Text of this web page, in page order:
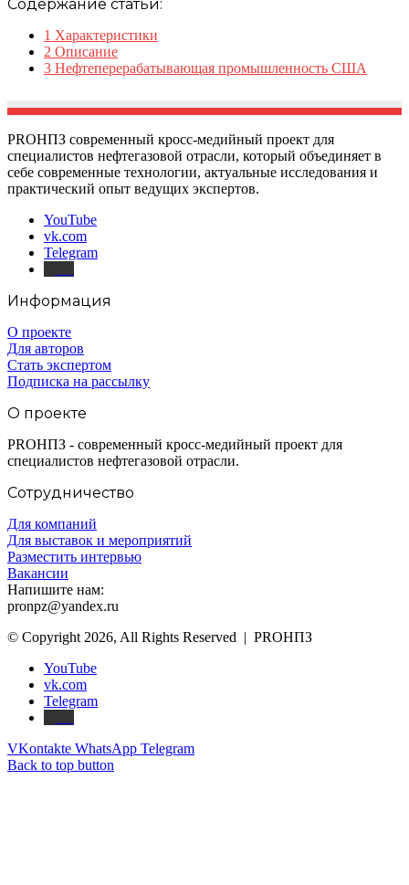
Содержание статьи:
1 Характеристики
2 Описание
3 Нефтеперерабатывающая промышленность США
PROНПЗ современный кросс-медийный проект для
специалистов нефтегазовой отрасли, который объединяет в
себе современные технологии, актуальные исследования и
практический опыт ведущих экспертов.
YouTube
vk.com
Telegram
Информация
О проекте
Для авторов
Стать экспертом
Подписка на рассылку
О проекте
PROНПЗ - современный кросс-медийный проект для
специалистов нефтегазовой отрасли.
Сотрудничество
Для компаний
Для выставок и мероприятий
Разместить интервью
Вакансии
Напишите нам:
pronpz@yandex.ru
© Copyright 2026, All Rights Reserved | PROНПЗ
YouTube
vk.com
Telegram
VKontakte WhatsApp Telegram
Back to top button